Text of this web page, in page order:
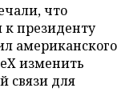
что
президенту
американского
изменить
связи для